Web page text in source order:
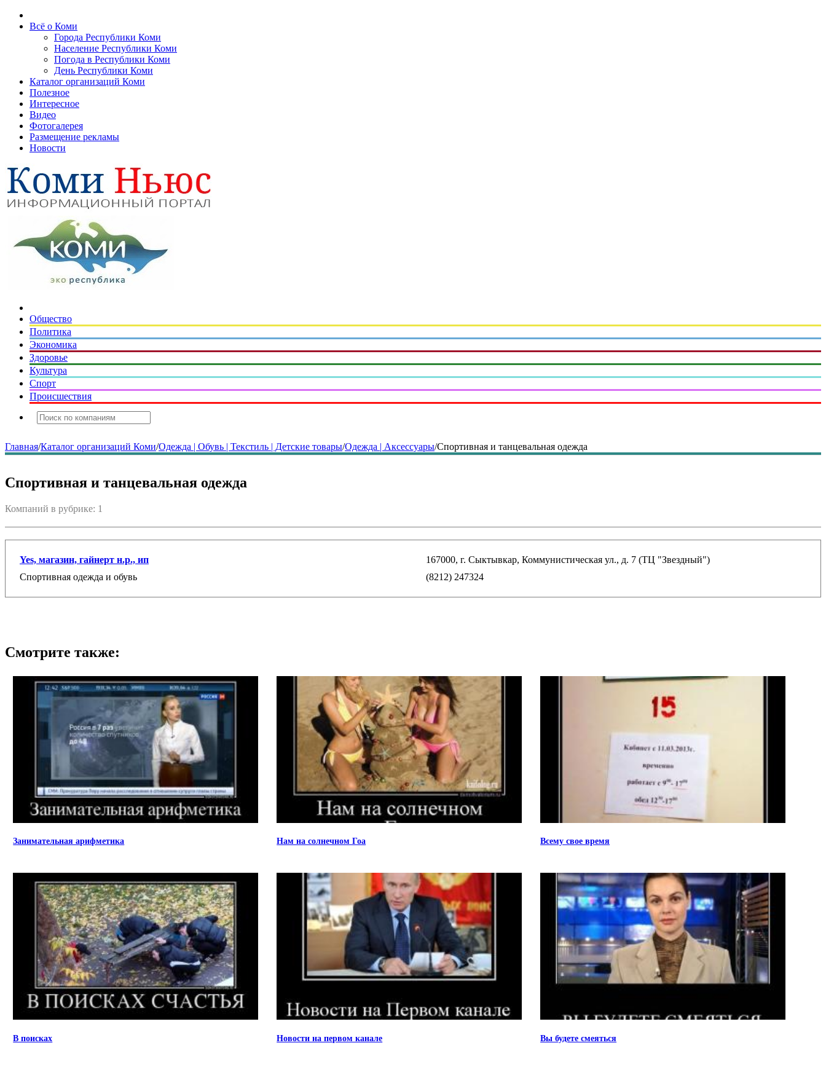
Всё о Коми
Города Республики Коми
Население Республики Коми
Погода в Республики Коми
День Республики Коми
Каталог организаций Коми
Полезное
Интересное
Видео
Фотогалерея
Размещение рекламы
Новости
Общество
Политика
Экономика
Здоровье
Культура
Спорт
Происшествия
Главная/Каталог организаций Коми/Одежда | Обувь | Текстиль | Детские товары/Одежда | Аксессуары/Спортивная и танцевальная одежда
Спортивная и танцевальная одежда
Компаний в рубрике: 1
Yes, магазин, гайнерт н.р., ип
Спортивная одежда и обувь
167000, г. Сыктывкар, Коммунистическая ул., д. 7 (ТЦ "Звездный")
(8212) 247324
Смотрите также:
Занимательная арифметика Нам на солнечном Гоа Всему свое время
В поисках Новости на первом канале Вы будете смеяться